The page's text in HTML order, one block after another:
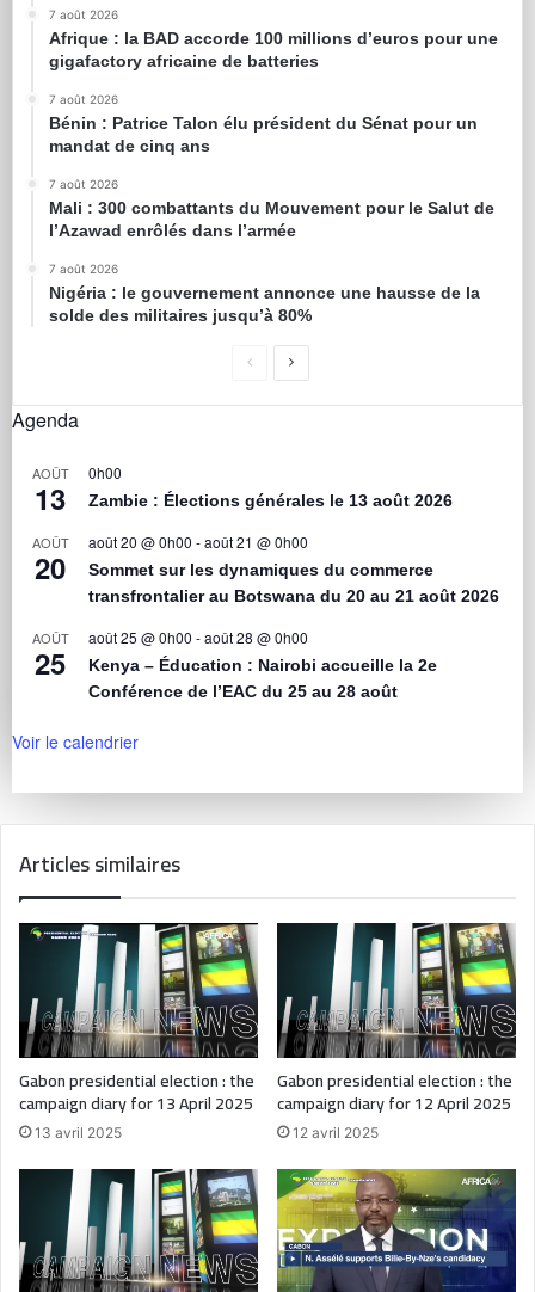
7 août 2026
Afrique : la BAD accorde 100 millions d’euros pour une
gigafactory africaine de batteries
7 août 2026
Bénin : Patrice Talon élu président du Sénat pour un
mandat de cinq ans
7 août 2026
Mali : 300 combattants du Mouvement pour le Salut de
l’Azawad enrôlés dans l’armée
7 août 2026
Nigéria : le gouvernement annonce une hausse de la
solde des militaires jusqu’à 80%
Agenda
AOÛT
13
0h00
Zambie : Élections générales le 13 août 2026
AOÛT
20
août 20 @ 0h00 -août 21 @ 0h00
Sommet sur les dynamiques du commerce
transfrontalier au Botswana du 20 au 21 août 2026
AOÛT
25
août 25 @ 0h00 -août 28 @ 0h00
Kenya – Éducation : Nairobi accueille la 2e
Conférence de l’EAC du 25 au 28 août
Voir le calendrier
Articles similaires
Gabon presidential election : the
campaign diary for 13 April 2025
13 avril 2025
Gabon presidential election : the
campaign diary for 12 April 2025
12 avril 2025